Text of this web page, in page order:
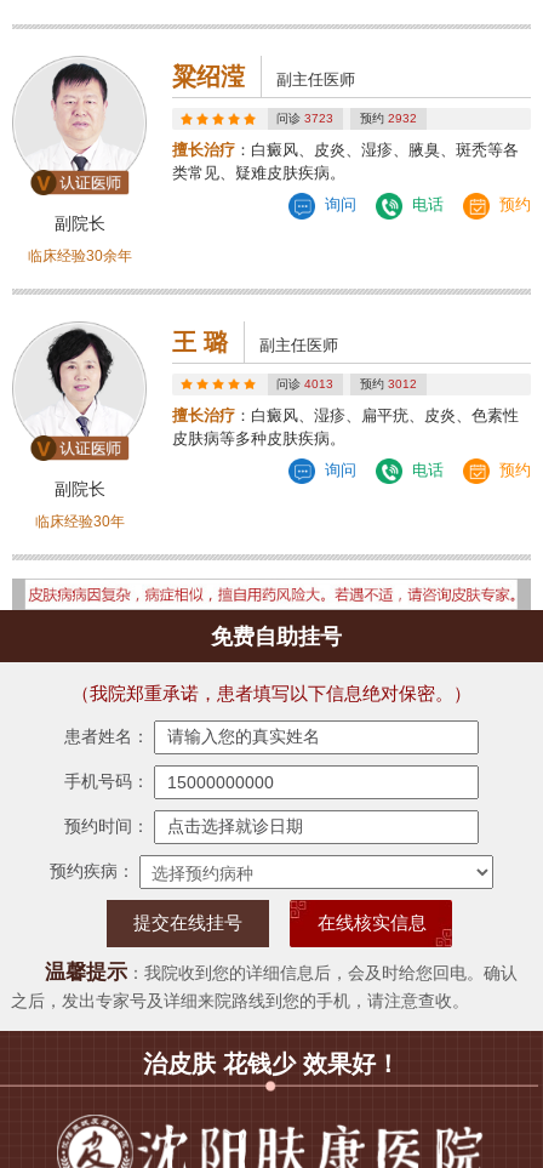
副院长
临床经验30余年
粱绍滢 副主任医师
问诊3723 预约 2932
擅长治疗 ：白癜风、皮炎、湿疹、腋臭、斑秃等各
类常见、疑难皮肤疾病。
询问
电话 预约
副院长
临床经验30年
王 璐 副主任医师
问诊4013 预约 3012
擅长治疗 ：白癜风、湿疹、扁平疣、皮炎、色素性
皮肤病等多种皮肤疾病。
询问
电话 预约
免费自助挂号
（我院郑重承诺，患者填写以下信息绝对保密。）
患者姓名：
手机号码：
预约时间：
预约疾病：
在线核实信息
温馨提示：我院收到您的详细信息后，会及时给您回电。确认
之后，发出专家号及详细来院路线到您的手机，请注意查收。
治皮肤 花钱少 效果好！